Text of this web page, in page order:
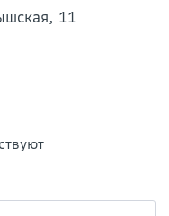
11